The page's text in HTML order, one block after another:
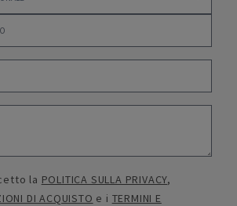
la POLITICA SULLA PRIVACY,
DI ACQUISTO e i TERMINI E